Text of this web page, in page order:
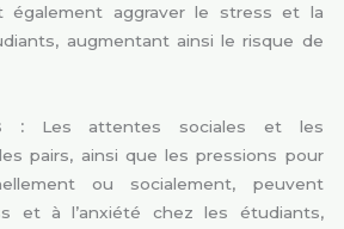
également aggraver le stress et la
augmentant ainsi le risque de
:Les attentes sociales et les
pairs, ainsi que les pressions pour
ou socialement, peuvent
et à l’anxiété chez les étudiants,